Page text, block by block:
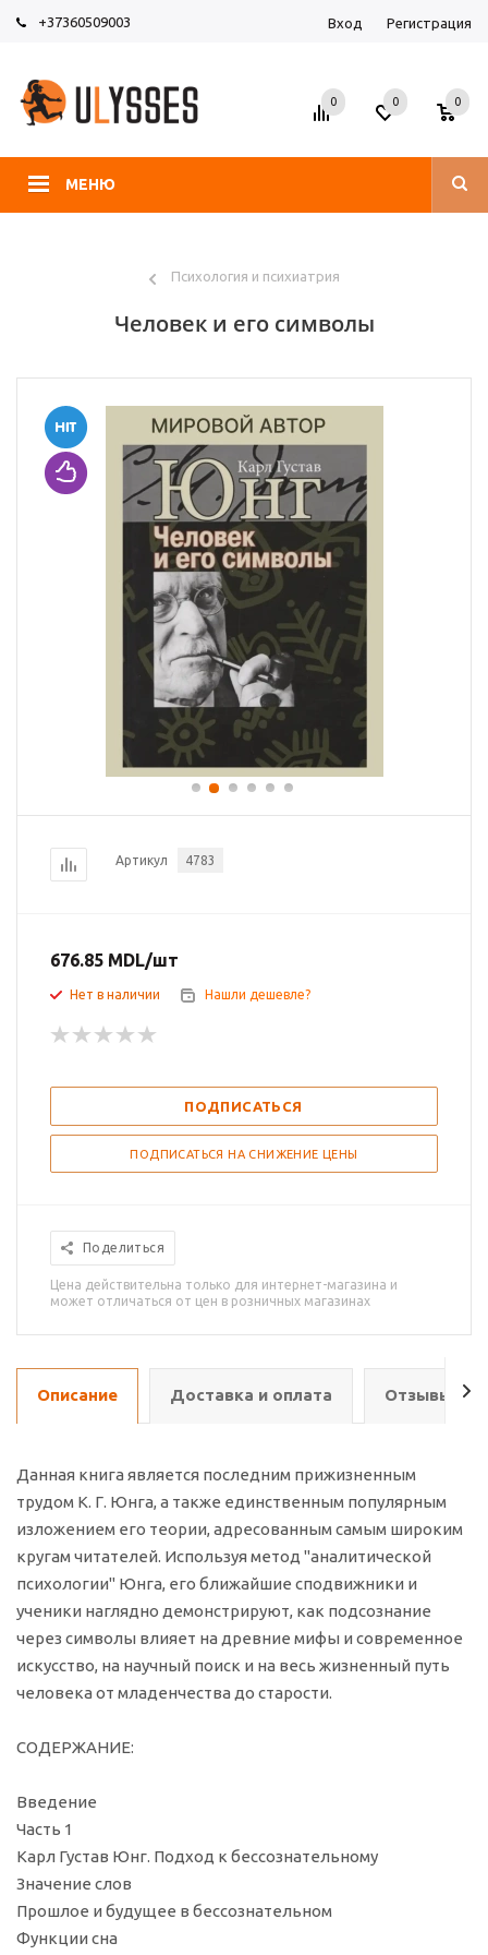
+37360509003 Вход Регистрация
МЕНЮ
0 0 0
Психология и психиатрия
Человек и его символы
Артикул 4783
676.85 MDL/шт
Нет в наличии Нашли дешевле?
ПОДПИСАТЬСЯ
ПОДПИСАТЬСЯ НА СНИЖЕНИЕ ЦЕНЫ
Поделиться
Цена действительна только для интернет-магазина и
может отличаться от цен в розничных магазинах
Описание Доставка и оплата Отзывы о
Данная книга является последним прижизненным
трудом К. Г. Юнга, а также единственным популярным
изложением его теории, адресованным самым широким
кругам читателей. Используя метод "аналитической
психологии" Юнга, его ближайшие сподвижники и
ученики наглядно демонстрируют, как подсознание
через символы влияет на древние мифы и современное
искусство, на научный поиск и на весь жизненный путь
человека от младенчества до старости.
СОДЕРЖАНИЕ:
Введение
Часть 1
Карл Густав Юнг. Подход к бессознательному
Значение слов
Прошлое и будущее в бессознательном
Функции сна